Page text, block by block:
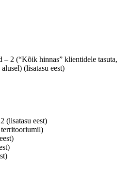
– 2 (“Kõik hinnas” klientidele tasuta,
(lisatasu eest)
(lisatasu eest)